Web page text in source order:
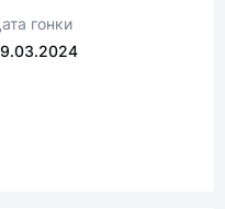
гонки